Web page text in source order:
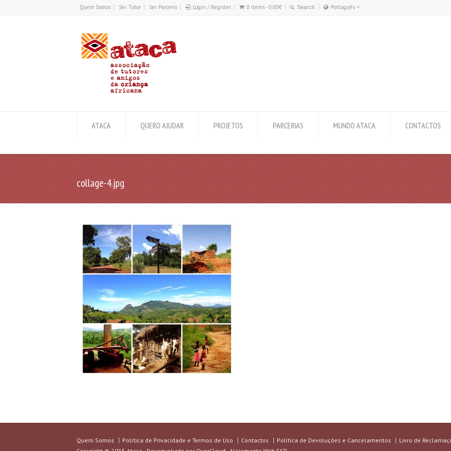
Quem Somos Ser Tutor Ser Parceiro Login / Register 0 items -0.00€
Português
ATACA QUERO AJUDAR PROJETOS PARCERIAS MUNDO ATACA CONTACTOS
collage-4.jpg
Quem Somos Política de Privacidade e Termos de Uso Contactos Política de Devoluções e Cancelamentos
Livro de